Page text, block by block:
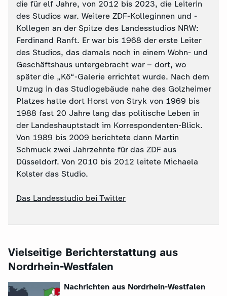
die für elf Jahre, von 2012 bis 2023, die Leiterin
des Studios war. Weitere ZDF-Kolleginnen und -
Kollegen an der Spitze des Landesstudios NRW:
Ferdinand Ranft. Er war bis 1968 der erste Leiter
des Studios, das damals noch in einem Wohn- und
Geschäftshaus untergebracht war – dort, wo
später die „Kö“-Galerie errichtet wurde. Nach dem
Umzug in das Studiogebäude nahe des Golzheimer
Platzes hatte dort Horst von Stryk von 1969 bis
1988 fast 20 Jahre lang das politische Leben in
der Landeshauptstadt im Korrespondenten-Blick.
Von 1989 bis 2009 berichtete dann Martin
Schmuck zwei Jahrzehnte für das ZDF aus
Düsseldorf. Von 2010 bis 2012 leitete Michaela
Kolster das Studio.
Das Landesstudio bei Twitter
Vielseitige Berichterstattung aus
Nordrhein-Westfalen
Nachrichten aus Nordrhein-Westfalen